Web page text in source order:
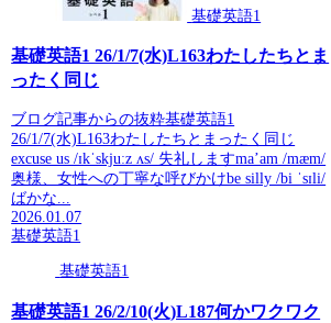
基礎英語1
基礎英語1 26/1/7(水)L163わたしたちとま
ったく同じ
ブログ記事からの抜粋基礎英語1
26/1/7(水)L163わたしたちとまったく同じ
excuse us /ɪkˈskjuːz ʌs/ 失礼しますma’am /mæm/
奥様、女性への丁寧な呼びかけbe silly /bi ˈsɪli/
ばかな...
2026.01.07
基礎英語1
基礎英語1
基礎英語1 26/2/10(火)L187何かワクワク